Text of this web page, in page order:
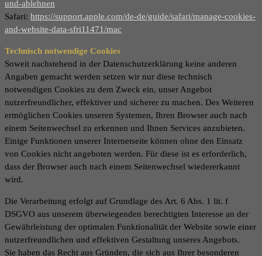
und-ablehnen
Safari: https://support.apple.com/de-de/guide/safari/manage-cookies-
and-website-data-sfri11471/mac
Technisch notwendige Cookies
Soweit nachstehend in der Datenschutzerklärung keine anderen
Angaben gemacht werden setzen wir nur diese technisch
notwendigen Cookies zu dem Zweck ein, unser Angebot
nutzerfreundlicher, effektiver und sicherer zu machen. Des Weiteren
ermöglichen Cookies unseren Systemen, Ihren Browser auch nach
einem Seitenwechsel zu erkennen und Ihnen Services anzubieten.
Einige Funktionen unserer Internetseite können ohne den Einsatz
von Cookies nicht angeboten werden. Für diese ist es erforderlich,
dass der Browser auch nach einem Seitenwechsel wiedererkannt
wird.
Die Verarbeitung erfolgt auf Grundlage des Art. 6 Abs. 1 lit. f
DSGVO aus unserem überwiegenden berechtigten Interesse an der
Gewährleistung der optimalen Funktionalität der Website sowie einer
nutzerfreundlichen und effektiven Gestaltung unseres Angebots.
Sie haben das Recht aus Gründen, die sich aus Ihrer besonderen